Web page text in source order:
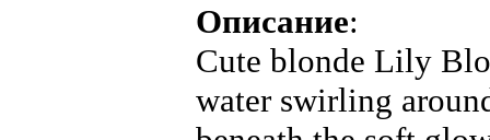
Описание:
Cute blonde Lily
water swirling